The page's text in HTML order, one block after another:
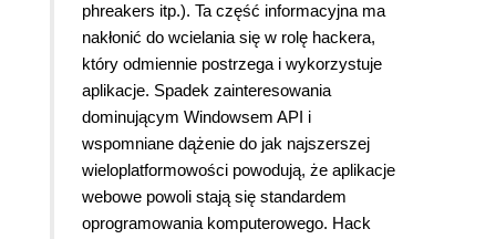
phreakers itp.). Ta część informacyjna ma
nakłonić do wcielania się w rolę hackera,
który odmiennie postrzega i wykorzystuje
aplikacje. Spadek zainteresowania
dominującym Windowsem API i
wspomniane dążenie do jak najszerszej
wieloplatformowości powodują, że aplikacje
webowe powoli stają się standardem
oprogramowania komputerowego. Hack